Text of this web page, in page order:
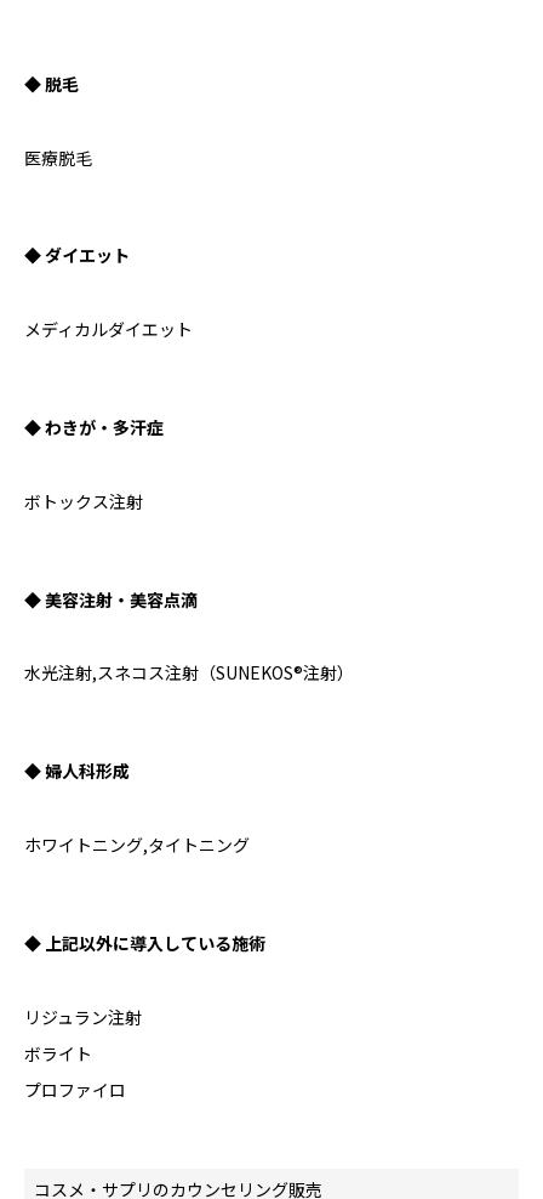
◆ 脱毛
医療脱毛
◆ ダイエット
メディカルダイエット
◆ わきが・多汗症
ボトックス注射
◆ 美容注射・美容点滴
水光注射,スネコス注射（SUNEKOS®注射）
◆ 婦人科形成
ホワイトニング,タイトニング
◆ 上記以外に導入している施術
リジュラン注射
ボライト
プロファイロ
コスメ・サプリのカウンセリング販売